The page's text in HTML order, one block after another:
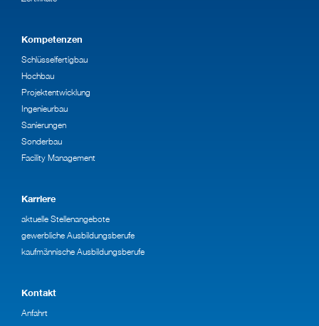
Kompetenzen
Schlüsselfertigbau
Hochbau
Projektentwicklung
Ingenieurbau
Sanierungen
Sonderbau
Facility Management
Karriere
aktuelle Stellenangebote
gewerbliche Ausbildungsberufe
kaufmännische Ausbildungsberufe
Kontakt
Anfahrt